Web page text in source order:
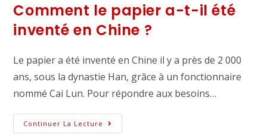
Comment le papier a-t-il été
inventé en Chine ?
Le papier a été inventé en Chine il y a près de 2 000
ans, sous la dynastie Han, grâce à un fonctionnaire
nommé Cai Lun. Pour répondre aux besoins…
Continuer La Lecture